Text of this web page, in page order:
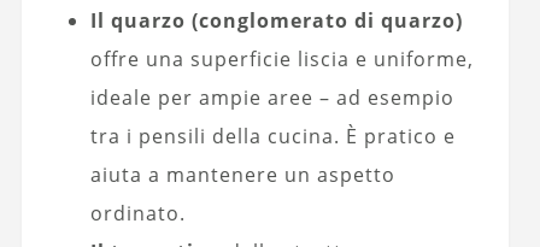
Il quarzo (conglomerato di quarzo)
offre una superficie liscia e uniforme,
ideale per ampie aree – ad esempio
tra i pensili della cucina. È pratico e
aiuta a mantenere un aspetto
ordinato.